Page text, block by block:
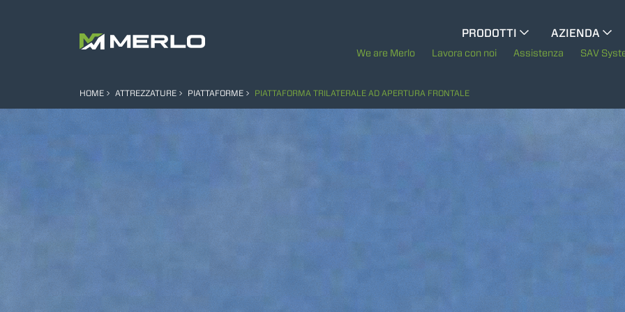
PRODOTTI
AZIENDA
La storia di
We are Merlo Lavora con noi Assistenza SAV
CINGO PORTATTREZZI
CINGO ELETTRICO
TRATTORI FORESTALI
HOME ATTREZZATURE PIATTAFORME PIATTAFORMA TRILATERALE AD APERTURA FRONTALE